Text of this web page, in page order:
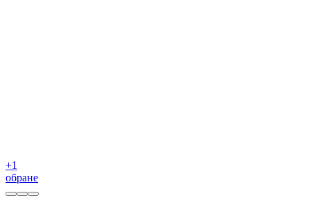
+1
обране